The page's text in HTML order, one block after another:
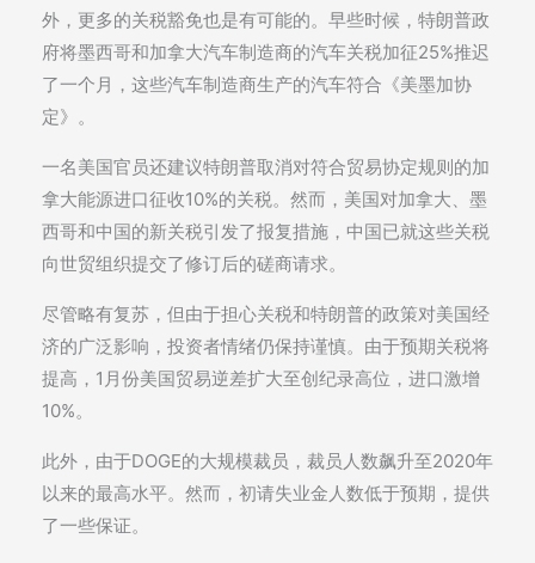
外，更多的关税豁免也是有可能的。早些时候，特朗普政
府将墨西哥和加拿大汽车制造商的汽车关税加征25%推迟
了一个月，这些汽车制造商生产的汽车符合《美墨加协
定》。
一名美国官员还建议特朗普取消对符合贸易协定规则的加
拿大能源进口征收10%的关税。然而，美国对加拿大、墨
西哥和中国的新关税引发了报复措施，中国已就这些关税
向世贸组织提交了修订后的磋商请求。
尽管略有复苏，但由于担心关税和特朗普的政策对美国经
济的广泛影响，投资者情绪仍保持谨慎。由于预期关税将
提高，1月份美国贸易逆差扩大至创纪录高位，进口激增
10%。
此外，由于DOGE的大规模裁员，裁员人数飙升至2020年
以来的最高水平。然而，初请失业金人数低于预期，提供
了一些保证。